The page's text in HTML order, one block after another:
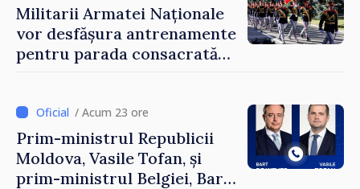
Militarii Armatei Naționale
vor desfășura antrenamente
pentru parada consacrată
/ Acum 23 ore
Prim-ministrul Republicii
Moldova, Vasile Tofan, și
prim-ministrul Belgiei, Bart